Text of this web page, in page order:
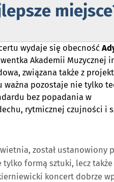
wydaje się obecność
Akademii Muzycznej
związana także z
ważna pozostaje nie tylko
bez popadania w
rytmicznej czujności i
został ustanowiony
tylko formą sztuki, lecz także
koncert dobrze